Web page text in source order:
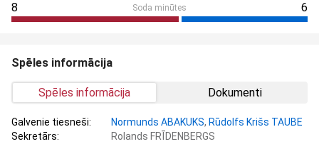
8 Soda minūtes 6
Spēles informācija
Spēles informācija Dokumenti
Galvenie tiesneši: Normunds ABAKUKS, Rūdolfs Krišs TAUBE
Sekretārs:
Rolands FRĪDENBERGS